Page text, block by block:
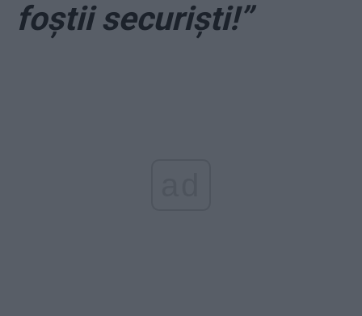
foştii securişti!”